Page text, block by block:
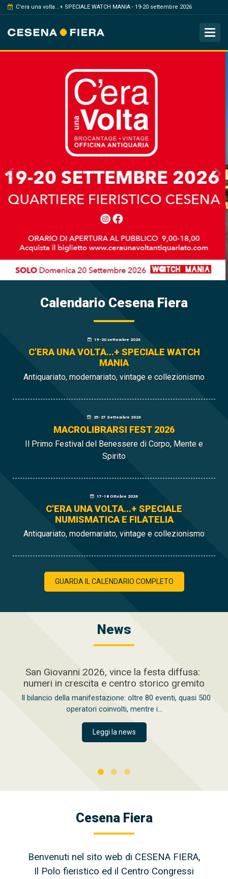
C'era una volta...+ SPECIALE WATCH MANIA - 19-20 settembre 2026
Calendario Cesena Fiera
19-20 settembre 2026
C'ERA UNA VOLTA...+ SPECIALE WATCH
MANIA
Antiquariato, modernariato, vintage e collezionismo
25-27 Settembre 2026
MACROLIBRARSI FEST 2026
Il Primo Festival del Benessere di Corpo, Mente e
Spirito
17-18 Ottobre 2026
C'ERA UNA VOLTA...+ SPECIALE
NUMISMATICA E FILATELIA
Antiquariato, modernariato, vintage e collezionismo
GUARDA IL CALENDARIO COMPLETO
News
San Giovanni 2026, vince la festa diffusa:
numeri in crescita e centro storico gremito
Il bilancio della manifestazione: oltre 80 eventi, quasi 500
operatori coinvolti, mentre i...
Leggi la news
Cesena Fiera
Benvenuti nel sito web di CESENA FIERA,
Il Polo fieristico ed il Centro Congressi